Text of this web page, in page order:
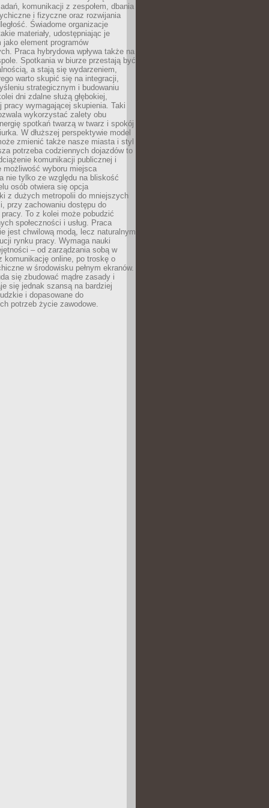
komunikacji z zespołem, dbania
i fizyczne oraz rozwijania
Świadome organizacje
materiały, udostępniając je
jako element programów
Praca hybrydowa wpływa także na
Spotkania w biurze przestają być
a stają się wydarzeniem,
warto skupić się na integracji,
strategicznym i budowaniu
dni zdalne służą głębokiej,
pracy wymagającej skupienia. Taki
wykorzystać zalety obu
spotkań twarzą w twarz i spokój
W dłuższej perspektywie model
zmienić także nasze miasta i styl
potrzeba codziennych dojazdów to
komunikacji publicznej i
możliwość wyboru miejsca
nie tylko ze względu na bliskość
osób otwiera się opcja
z dużych metropolii do mniejszych
przy zachowaniu dostępu do
To z kolei może pobudzić
społeczności i usług. Praca
jest chwilową modą, lecz naturalnym
rynku pracy. Wymaga nauki
– od zarządzania sobą w
komunikację online, po troskę o
w środowisku pełnym ekranów.
się zbudować mądre zasady i
się jednak szansą na bardziej
i dopasowane do
potrzeb życie zawodowe.